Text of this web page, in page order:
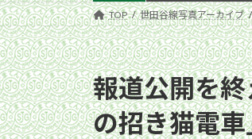
ッ
プ
移
動
TOP 世田谷線写真アーカイブ
報道公開を
の招き猫電